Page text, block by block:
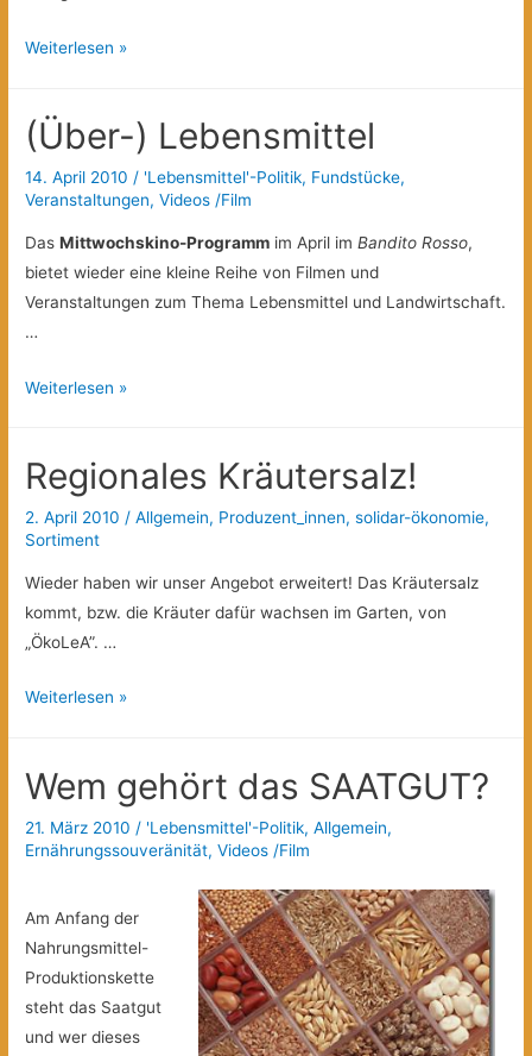
Neues
Walden
„Politik
Hungers“
Weiterlesen »
(Über-) Lebensmittel
14. April 2010 / 'Lebensmittel'-Politik, Fundstücke,
Veranstaltungen,Videos /Film
DasMittwochskino-Programm im April imBandito Rosso,
bietet wieder eine kleine Reihe von Filmen und
Veranstaltungen zum Thema Lebensmittel und Landwirtschaft.
…
(Über-)
Weiterlesen »
Regionales Kräutersalz!
2. April 2010 /Allgemein, Produzent_innen,solidar-ökonomie,
Sortiment
Wieder haben wir unser Angebot erweitert! Das Kräutersalz
kommt, bzw. die Kräuter dafür wachsen im Garten, von
„ÖkoLeA”. …
Regionales
Weiterlesen »
Wem gehört das SAATGUT?
21. März 2010 / 'Lebensmittel'-Politik,Allgemein,
Ernährungssouveränität,Videos /Film
Am Anfang der
Nahrungsmittel-
Produktionskette
steht das Saatgut
und wer dieses